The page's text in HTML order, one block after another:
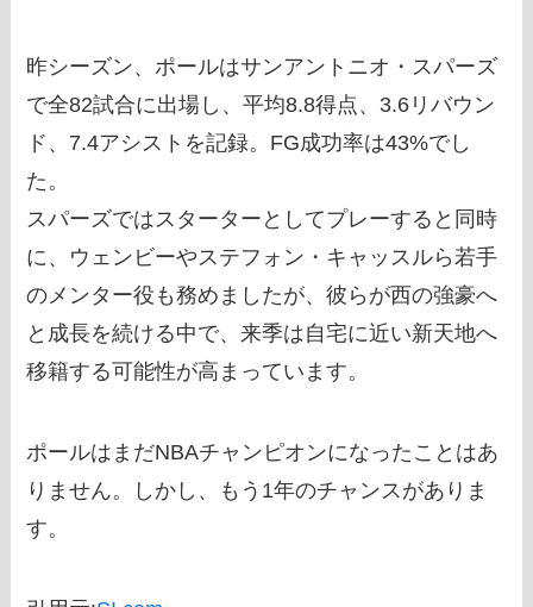
昨シーズン、ポールはサンアントニオ・スパーズ
で全82試合に出場し、平均8.8得点、3.6リバウン
ド、7.4アシストを記録。FG成功率は43%でし
た。
スパーズではスターターとしてプレーすると同時
に、ウェンビーやステフォン・キャッスルら若手
のメンター役も務めましたが、彼らが西の強豪へ
と成長を続ける中で、来季は自宅に近い新天地へ
移籍する可能性が高まっています。
ポールはまだNBAチャンピオンになったことはあ
りません。しかし、もう1年のチャンスがありま
す。